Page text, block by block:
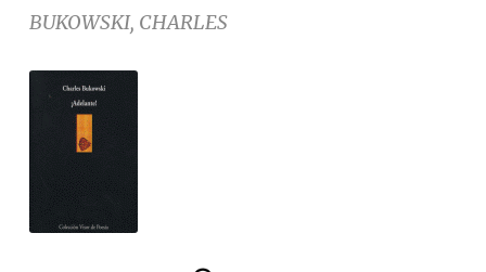
BUKOWSKI, CHARLES